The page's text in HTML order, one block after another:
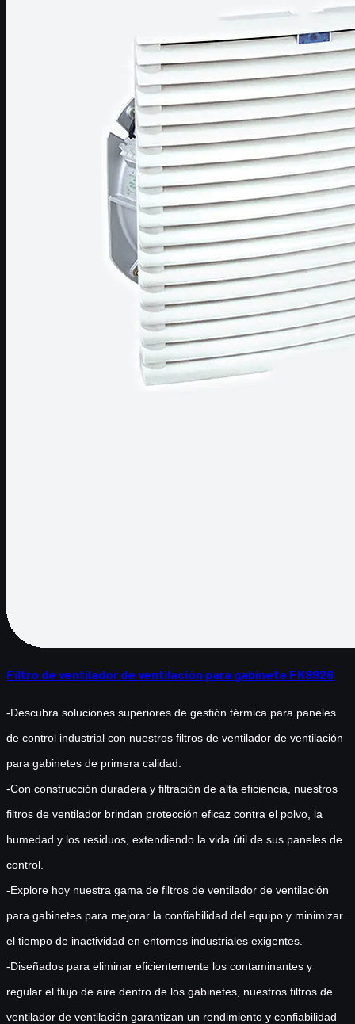
Filtro de ventilador de ventilación para gabinete FK9926
-Descubra soluciones superiores de gestión térmica para paneles
de control industrial con nuestros filtros de ventilador de ventilación
para gabinetes de primera calidad.
-Con construcción duradera y filtración de alta eficiencia, nuestros
filtros de ventilador brindan protección eficaz contra el polvo, la
humedad y los residuos, extendiendo la vida útil de sus paneles de
control.
-Explore hoy nuestra gama de filtros de ventilador de ventilación
para gabinetes para mejorar la confiabilidad del equipo y minimizar
el tiempo de inactividad en entornos industriales exigentes.
-Diseñados para eliminar eficientemente los contaminantes y
regular el flujo de aire dentro de los gabinetes, nuestros filtros de
ventilador de ventilación garantizan un rendimiento y confiabilidad